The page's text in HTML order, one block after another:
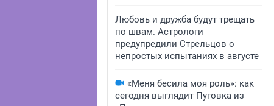
Любовь и дружба будут трещать
по швам. Астрологи
предупредили Стрельцов о
непростых испытаниях в августе
«Меня бесила моя роль»: как
сегодня выглядит Пуговка из